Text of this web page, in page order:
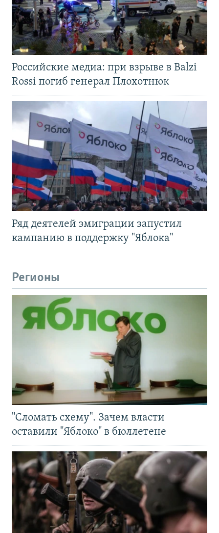
Российские медиа: при взрыве в Balzi
Rossi погиб генерал Плохотнюк
Ряд деятелей эмиграции запустил
кампанию в поддержку "Яблока"
Регионы
"Сломать схему". Зачем власти
оставили "Яблоко" в бюллетене